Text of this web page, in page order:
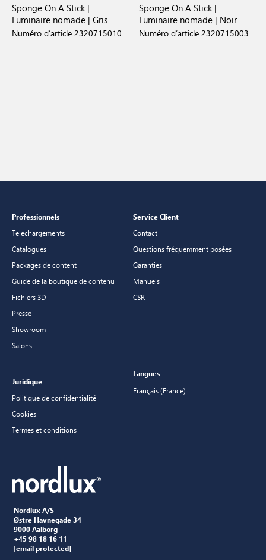
Sponge On A Stick |
Luminaire nomade | Gris
Numéro d’article 2320715010
Sponge On A Stick |
Luminaire nomade | Noir
Numéro d’article 2320715003
Nordlux A/S
Østre Havnegade 34
9000 Aalborg
+45 98 18 16 11
[email protected]
Professionnels
Telechargements
Catalogues
Packages de content
Guide de la boutique de contenu
Fichiers 3D
Presse
Showroom
Salons
Service Client
Contact
Questions fréquemment posées
Garanties
Manuels
CSR
Juridique
Politique de confidentialité
Cookies
Termes et conditions
Langues
Français (France)